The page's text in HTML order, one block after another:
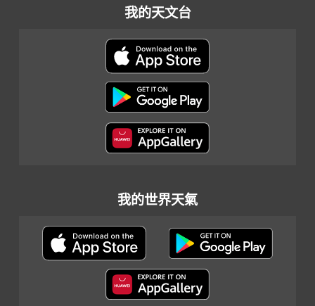
我的天文台
我的世界天氣